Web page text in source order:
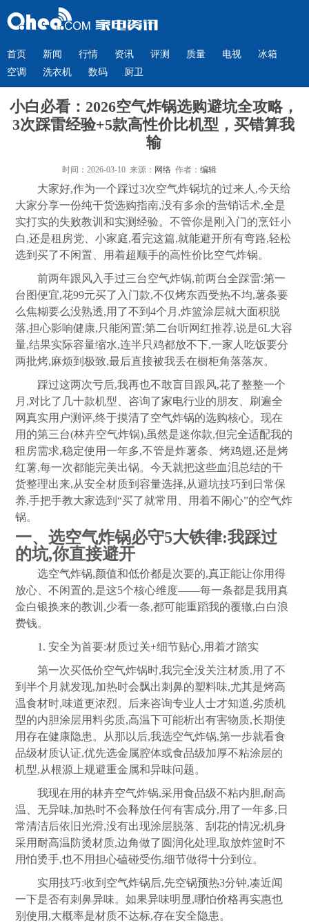
首页 新闻 行情 资讯 评测 质量 电视
冰箱
空调
洗衣机 数码 厨卫
小白必看：2026空气炸锅选购避坑全攻略，
3次踩雷经验+5款高性价比机型，买错算我
输
时间：2026-03-10 来源： 网络作者： 编辑
大家好,作为一个踩过3次空气炸锅坑的过来人,今天给
大家分享一份纯干货选购指南,没有多余的营销话术,全是
实打实的失败教训和实测经验。不管你是刚入门的烹饪小
白,还是租房党、小家庭,看完这篇,就能避开所有弯路,轻松
选到买了不闲置、用着超顺手的高性价比空气炸锅。
前两年跟风入手过三台空气炸锅,前两台全踩雷:第一
台图便宜,花99元买了入门款,不仅烤东西受热不均,薯条要
么焦糊要么没熟透,用了不到4个月,炸篮涂层就大面积脱
落,担心影响健康,只能闲置;第二台听网红推荐,说是6L大容
量,结果实际容量缩水,连半只鸡都放不下,一家人吃饭要分
两批烤,麻烦到极致,最后直接被我丢在橱柜角落落灰。
踩过这两次亏后,我再也不敢盲目跟风,花了整整一个
月,对比了几十款机型、咨询了家电行业的朋友、刷遍全
网真实用户测评,终于摸清了空气炸锅的选购核心。现在
用的第三台(林卉空气炸锅),虽然是迷你款,但完全适配我的
租房需求,稳定使用一年多,不管是炸薯条、烤鸡翅,还是烤
红薯,每一次都能完美出锅。今天就把这些血泪总结的干
货整理出来,从安全材质到容量选择,从避坑技巧到日常保
养,手把手教大家选到“买了就常用、用着不闹心”的空气炸
锅。
一、选空气炸锅必守5大铁律:我踩过
的坑,你直接避开
选空气炸锅,颜值和低价都是次要的,真正能让你用得
放心、不闲置的,是这5个核心维度——每一条都是我用真
金白银换来的教训,少看一条,都可能重蹈我的覆辙,白白浪
费钱。
1. 安全为首要:材质过关+细节贴心,用着才踏实
第一次买低价空气炸锅时,我完全没关注材质,用了不
到半个月就发现,加热时会飘出刺鼻的塑料味,尤其是烤高
温食材时,味道更浓烈。后来咨询专业人士才知道,劣质机
型的内胆涂层用料劣质,高温下可能析出有害物质,长期使
用存在健康隐患。从那以后,我选空气炸锅,第一步就看食
品级材质认证,优先选金属腔体或食品级加厚不粘涂层的
机型,从根源上规避重金属和异味问题。
我现在用的林卉空气炸锅,采用食品级不粘内胆,耐高
温、无异味,加热时不会释放任何有害成分,用了一年多,日
常清洁后依旧光滑,没有出现涂层脱落、刮花的情况;机身
采用耐高温防烫材质,边角做了圆润化处理,取放炸篮时不
用怕烫手,也不用担心磕碰受伤,细节做得十分到位。
实用技巧:收到空气炸锅后,先空锅预热3分钟,凑近闻
一下是否有刺鼻异味。如果异味明显,哪怕价格再实惠也
别使用,大概率是材质不达标,存在安全隐患。